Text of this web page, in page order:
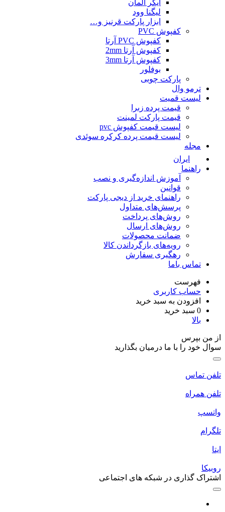
ایگر آلمان
لیگنا وود
ابزار پارکت قرنیز و…
کفپوش PVC
کفپوش PVC آرتا
کفپوش آرتا 2mm
کفپوش آرتا 3mm
بوفلور
پارکت چوبی
ترمو وال
لیست قمیت
قیمت پرده زبرا
قیمت پارکت لمینت
لیست قیمت کفپوش pvc
لیست قیمت پرده کرکره سوئدی
مجله
ایران
راهنما
آموزش اندازه‌گیری و نصب
قوانین
راهنمای خرید از دیجی پارکت
پرسش‌های متداول
روش‌های پرداخت
روش‌های ارسال
ضمانت محصولات
رویه‌های بازگرداندن کالا
رهگیری سفارش
تماس باما
فهرست
حساب کاربری
افزودن به سبد خرید
سبد خرید
بالا
من بپرس
خود را با ما درمیان بگذارید
تماس
همراه
گذاری در شبکه های اجتماعی